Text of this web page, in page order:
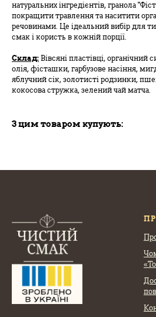
натуральних інгредієнтів, гранола
покращити травлення та наситити
речовинами. Це ідеальний вибір для
смак і користь в кожній порції.
Склад: Вівсяні пластівці, органічний
олія, фісташки, гарбузове насіння,
яблучний сік, золотисті родзинки,
кокосова стружка, зелений чай матча.
З цим товаром купують: